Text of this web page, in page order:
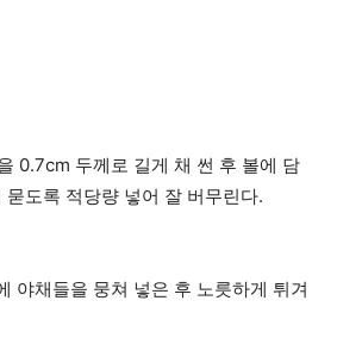
0.7cm 두께로 길게 채 썬 후 볼에 담
도록 적당량 넣어 잘 버무린다.
야채들을 뭉쳐 넣은 후 노릇하게 튀겨